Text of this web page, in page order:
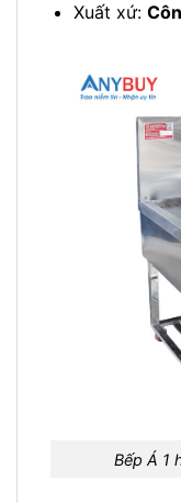
Xuất xứ:
Bếp Á 1